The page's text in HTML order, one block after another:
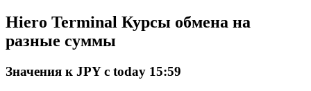
Hiero Terminal Курсы обмена на
разные суммы
Значения к JPY с today 15:59